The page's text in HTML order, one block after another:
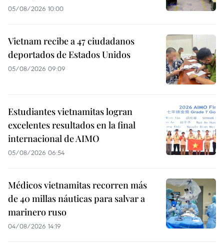
05/08/2026 10:00
Vietnam recibe a 47 ciudadanos
deportados de Estados Unidos
05/08/2026 09:09
Estudiantes vietnamitas logran
excelentes resultados en la final
internacional de AIMO
05/08/2026 06:54
Médicos vietnamitas recorren más
de 40 millas náuticas para salvar a
marinero ruso
04/08/2026 14:19